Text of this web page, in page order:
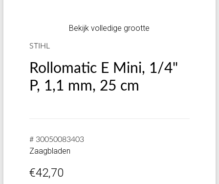
Bekijk volledige grootte
STIHL
Rollomatic E Mini, 1/4"
P, 1,1 mm, 25 cm
# 30050083403
Zaagbladen
€42,70